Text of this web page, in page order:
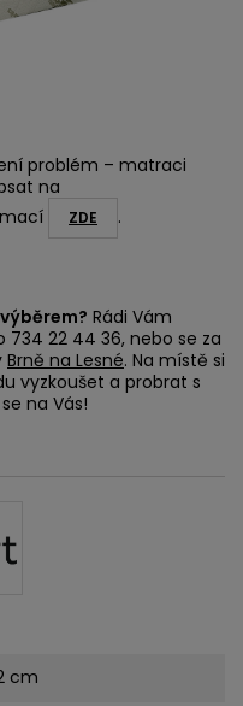
problém – matraci
na
ZDE .
Rádi Vám
22 44 36, nebo se za
Brně na Lesné. Na místě si
vyzkoušet a probrat s
na Vás!
cm